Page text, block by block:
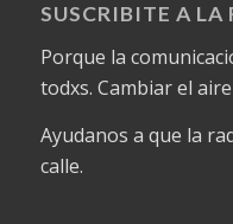
SUSCRIBITE A LA
Porque la
todxs. Cambiar el
Ayudanos a que la
calle.